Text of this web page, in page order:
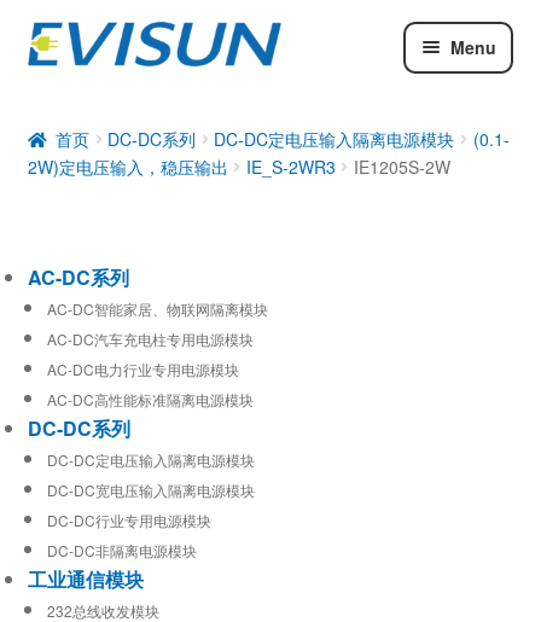
Menu
DC-DC系列
工业通信模块
首页 DC-DC系列 DC-DC定电压输入隔离电源模块
(0.1-
2W)定电压输入，稳压输出
IE_S-2WR3 IE1205S-2W
AC-DC系列
AC-DC智能家居、物联网隔离模块
AC-DC汽车充电柱专用电源模块
AC-DC电力行业专用电源模块
AC-DC高性能标准隔离电源模块
DC-DC系列
DC-DC定电压输入隔离电源模块
DC-DC宽电压输入隔离电源模块
DC-DC行业专用电源模块
DC-DC非隔离电源模块
工业通信模块
232总线收发模块